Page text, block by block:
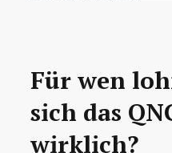
Für wen
sich das
wirklich?